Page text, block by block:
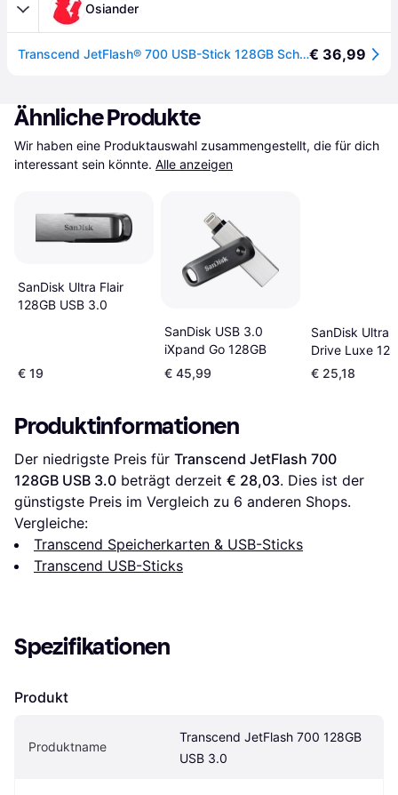
Osiander
Transcend JetFlash® 700 USB-Stick 128GB Schwarz TS128GJF700 USB-A (USB 3.2 Gen 1)€ 36,99
Ähnliche Produkte
Wir haben eine Produktauswahl zusammengestellt, die für dich
interessant sein könnte. Alle anzeigen
SanDisk Ultra Flair
128GB USB 3.0
€ 19
SanDisk USB 3.0
iXpand Go 128GB
€ 45,99
SanDisk Ultra
Drive Luxe
USB 3.1 Type
€ 25,18
Produktinformationen
Der niedrigste Preis für Transcend JetFlash 700
128GB USB 3.0 beträgt derzeit € 28,03. Dies ist der
günstigste Preis im Vergleich zu 6 anderen Shops.
Vergleiche:
Transcend Speicherkarten & USB-Sticks
Transcend USB-Sticks
Spezifikationen
Produkt
Produktname
Transcend JetFlash 700 128GB
USB 3.0